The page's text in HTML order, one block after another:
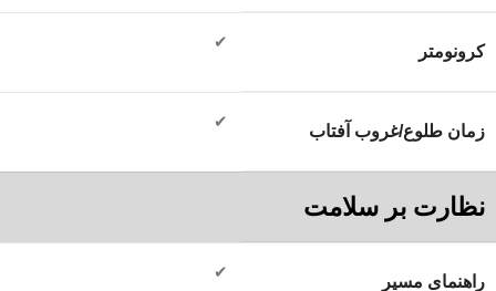
کرونومتر
✔
زمان طلوع/غروب آفتاب
✔
نظارت بر سلامت
راهنمای مسیر
✔